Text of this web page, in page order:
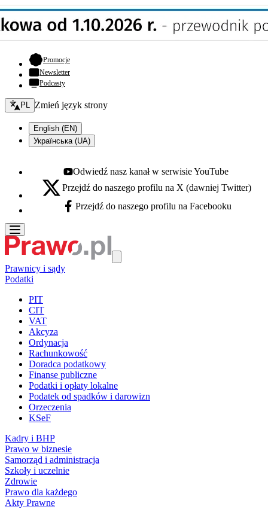
Promocje- otwiera się w nowej karcie
Newsletter
Podcasty
Zmień język - bieżący:
PL Zmień język strony
English (EN)
Українська (UA)
Youtube - otwiera się w nowej karcie
Odwiedź nasz kanał w serwisie YouTube
X - otwiera się w nowej karcie
Przejdź do naszego profilu na X (dawniej Twitter)
Facebook - otwiera się w nowej karcie
Przejdź do naszego profilu na Facebooku
Prawnicy i sądy
Podatki
PIT
CIT
VAT
Akcyza
Ordynacja
Rachunkowość
Doradca podatkowy
Finanse publiczne
Podatki i opłaty lokalne
Podatek od spadków i darowizn
Orzeczenia
KSeF
Kadry i BHP
Prawo w biznesie
Samorząd i administracja
Szkoły i uczelnie
Zdrowie
Prawo dla każdego
Akty Prawne